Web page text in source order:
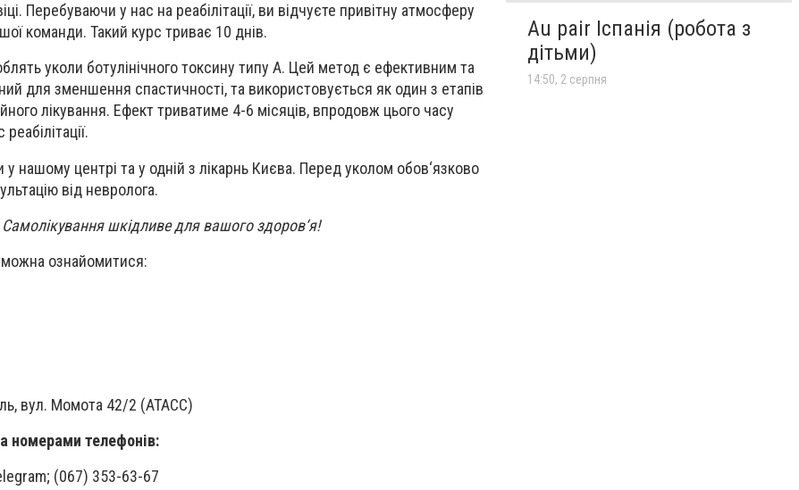
Перебуваючи у нас на реабілітації, ви відчуєте привітну атмосферу
команди. Такий курс триває 10 днів.
уколи ботулінічного токсину типу А. Цей метод є ефективним та
для зменшення спастичності, та використовується як один з етапів
лікування. Ефект триватиме 4-6 місяців, впродовж цього часу
у нашому центрі та у одній з лікарнь Києва. Перед уколом обов‘язково
від невролога.
Самолікування шкідливе для вашого здоров‘я!
ознайомитися:
вул. Момота 42/2 (АТАСС)
номерами телефонів:
(067) 353-63-67
Au pair Іспанія (робота з
дітьми)
14:50, 2 серпня